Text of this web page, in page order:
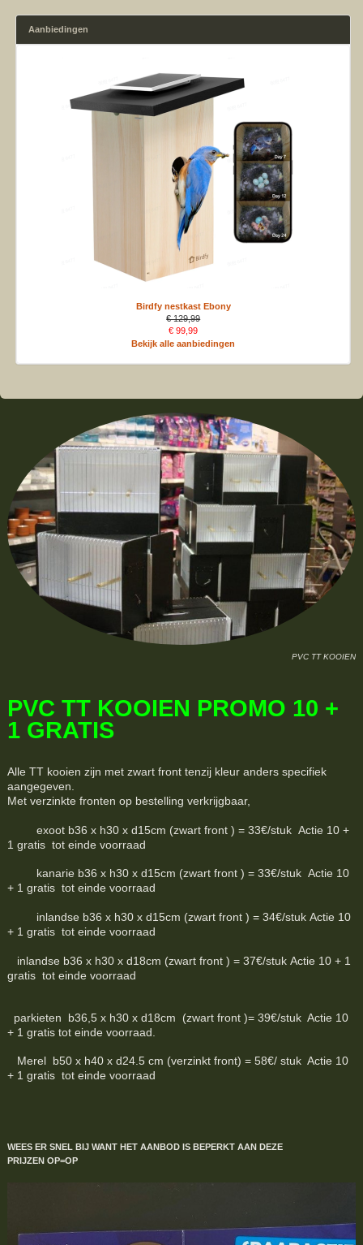
Aanbiedingen
Birdfy nestkast Ebony
€ 129,99
€ 99,99
Bekijk alle aanbiedingen
PVC TT KOOIEN
PVC TT KOOIEN PROMO 10 +
1 GRATIS
Alle TT kooien zijn met zwart front tenzij kleur anders specifiek
aangegeven.
Met verzinkte fronten op bestelling verkrijgbaar,
exoot b36 x h30 x d15cm (zwart front ) = 33€/stuk Actie 10 +
1 gratis tot einde voorraad
kanarie b36 x h30 x d15cm (zwart front ) = 33€/stuk Actie 10
+ 1 gratis tot einde voorraad
inlandse b36 x h30 x d15cm (zwart front ) = 34€/stuk Actie 10
+ 1 gratis tot einde voorraad
inlandse b36 x h30 x d18cm (zwart front ) = 37€/stuk Actie 10 + 1
gratis tot einde voorraad
parkieten b36,5 x h30 x d18cm (zwart front )= 39€/stuk Actie 10
+ 1 gratis tot einde voorraad.
Merel b50 x h40 x d24.5 cm (verzinkt front) = 58€/ stuk Actie 10
+ 1 gratis tot einde voorraad
WEES ER SNEL BIJ WANT HET AANBOD IS BEPERKTAAN DEZE
PRIJZEN OP=OP